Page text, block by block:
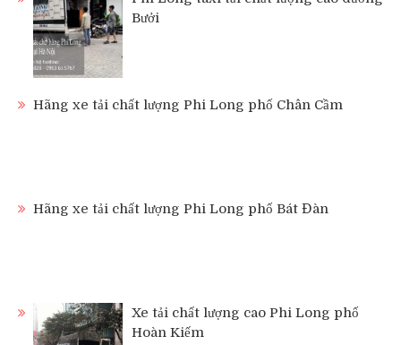
Bưởi
Hãng xe tải chất lượng Phi Long phố Chân Cầm
Hãng xe tải chất lượng Phi Long phố Bát Đàn
Xe tải chất lượng cao Phi Long phố
Hoàn Kiếm